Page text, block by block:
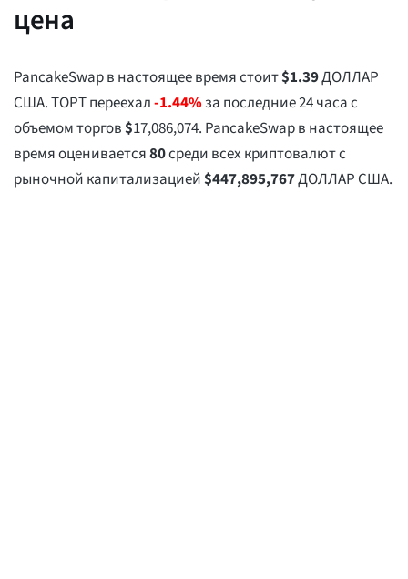
цена
PancakeSwap в настоящее время стоит$1.39ДОЛЛАР
США. ТОРТ переехал-1.44%за последние 24 часа с
объемом торгов$17,086,074. PancakeSwap в настоящее
время оценивается80среди всех криптовалют с
рыночной капитализацией$447,895,767ДОЛЛАР США.